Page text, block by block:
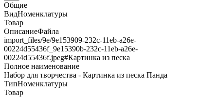
Общие
ВидНоменклатуры
Товар
ОписаниеФайла
import_files/9e/9e153909-232c-11eb-a26e-
00224d55436f_9e15390b-232c-11eb-a26e-
00224d55436f.jpeg#Картинка из песка
Полное наименование
Набор для творчества - Картинка из песка Панда
ТипНоменклатуры
Товар